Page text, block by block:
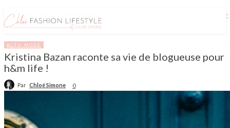
ACTU MODE
Kristina Bazan raconte sa vie de blogueuse pour
h&m life !
Par Chloé Simone 0